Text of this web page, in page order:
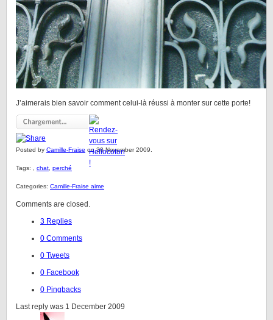
J’aimerais bien savoir comment celui-là réussi à monter sur cette porte!
Posted by Camille-Fraise on 30 November 2009.
Tags: chat perché
Categories: Camille-Fraise aime
Comments are closed.
3 Replies
0 Comments
0 Tweets
0 Facebook
0 Pingbacks
Last reply was 1 December 2009